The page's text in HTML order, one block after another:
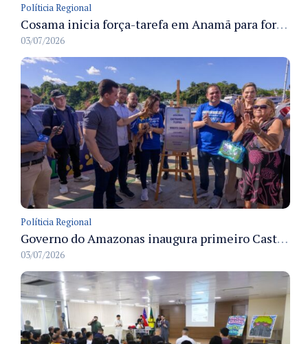
Políticia Regional
Cosama inicia força-tarefa em Anamã para fortalecer abastecimento de água e segurança hídrica da população
03/07/2026
Políticia Regional
Governo do Amazonas inaugura primeiro Castramóvel Fluvial para atendimento veterinário às comunidades ribeirinhas e castração gratuita
03/07/2026